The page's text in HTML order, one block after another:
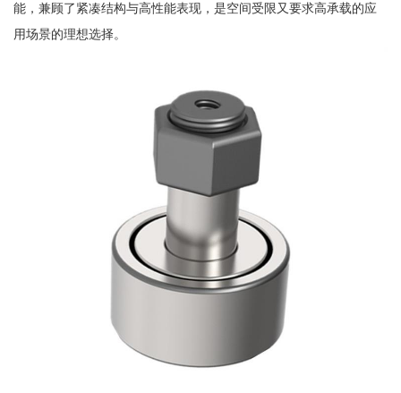
能，兼顾了紧凑结构与高性能表现，是空间受限又要求高承载的应
用场景的理想选择。